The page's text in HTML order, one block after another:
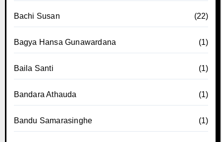
Bachi Susan (22)
Bagya Hansa Gunawardana (1)
Baila Santi (1)
Bandara Athauda (1)
Bandu Samarasinghe (1)